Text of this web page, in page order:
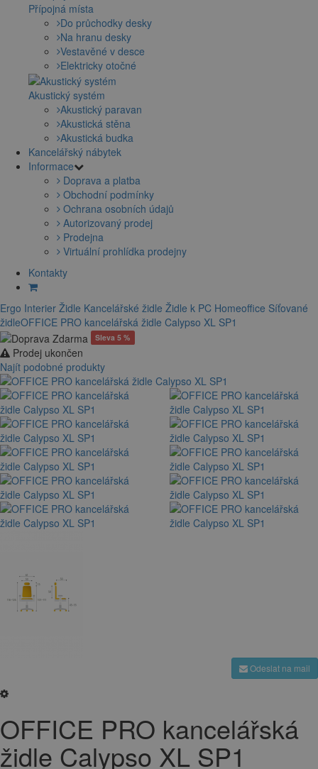
Přípojná místa
Do průchodky desky
Na hranu desky
Vestavěné v desce
Elektricky otočné
Akustický systém
Akustický paravan
Akustická stěna
Akustická budka
Kancelářský nábytek
Informace
Doprava a platba
Obchodní podmínky
Ochrana osobních údajů
Autorizovaný prodej
Prodejna
Virtuální prohlídka prodejny
Kontakty
Ergo Interier Židle Kancelářské židle Židle k PC Homeoffice Síťované
židleOFFICE PRO kancelářská židle Calypso XL SP1
Sleva 5 %
Prodej ukončen
Najít podobné produkty
Odeslat na mail
OFFICE PRO kancelářská
židle Calypso XL SP1